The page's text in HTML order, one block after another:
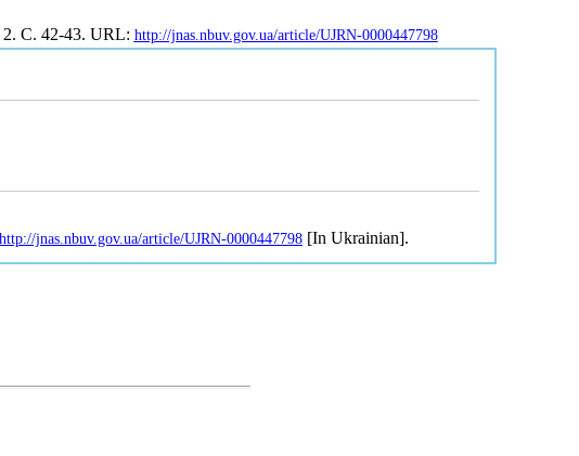
С. 42-43. URL: http://jnas.nbuv.gov.ua/article/UJRN-0000447798
http://jnas.nbuv.gov.ua/article/UJRN-0000447798[In Ukrainian].